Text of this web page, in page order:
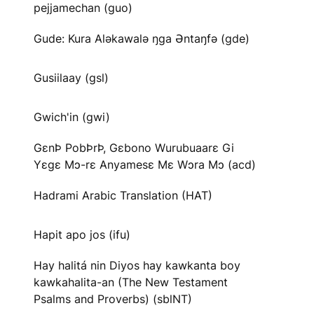
pejjamechan (guo)
Gude: Kura Aləkawalə ŋga Əntaŋfə (gde)
Gusiilaay (gsl)
Gwich'in (gwi)
GɛnÞ PobÞrÞ, Gɛbono Wurubuaarɛ Gi
Yɛgɛ Mɔ-rɛ Anyamesɛ Mɛ Wɔra Mɔ (acd)
Hadrami Arabic Translation (HAT)
Hapit apo jos (ifu)
Hay halitá nin Diyos hay kawkanta boy
kawkahalita-an (The New Testament
Psalms and Proverbs) (sblNT)